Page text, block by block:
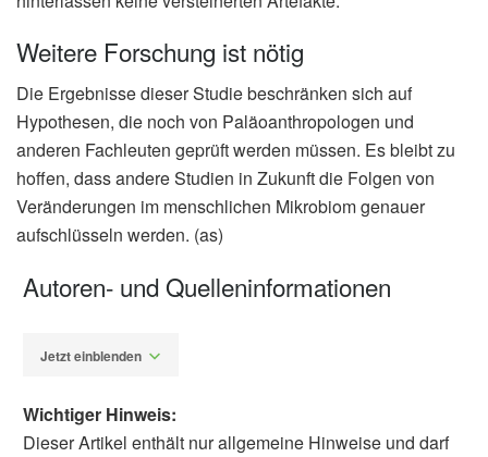
Weitere Forschung ist nötig
Die Ergebnisse dieser Studie beschränken sich auf
Hypothesen, die noch von Paläoanthropologen und
anderen Fachleuten geprüft werden müssen. Es bleibt zu
hoffen, dass andere Studien in Zukunft die Folgen von
Veränderungen im menschlichen Mikrobiom genauer
aufschlüsseln werden. (as)
Autoren- und Quelleninformationen
Jetzt einblenden
Wichtiger Hinweis:
Dieser Artikel enthält nur allgemeine Hinweise und darf